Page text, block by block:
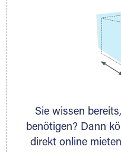
Sie wissen
benötigen? Dann
direkt online